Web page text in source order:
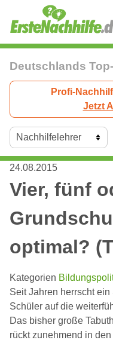
Deutschlands
Profi-
Jetzt
24.08.2015
Vier, fünf
optimal?
Kategorien
Seit Jahren herrscht
Schüler auf die
Das bisher große
rückt zunehmend in